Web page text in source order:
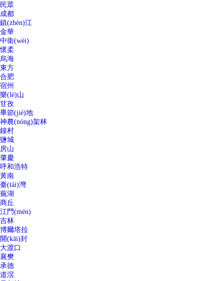
民眾
成都
鎮(zhèn)江
金華
中衛(wèi)
懷柔
烏海
東方
合肥
宿州
樂(lè)山
甘孜
畢節(jié)地
神農(nóng)架林
鐘村
鹽城
房山
肇慶
呼和浩特
黃南
臺(tái)灣
蕪湖
商丘
江門(mén)
吉林
博爾塔拉
開(kāi)封
大渡口
襄樊
承德
道滘